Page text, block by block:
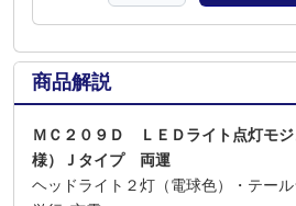
商品解説
ＭＣ２０９Ｄ ＬＥＤライト点灯モ
様）Ｊタイプ 両運
ヘッドライト２灯（電球色）・テー